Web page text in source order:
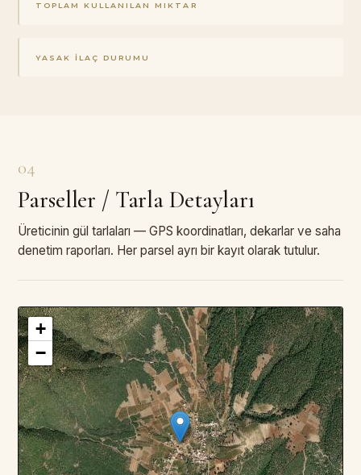
TOPLAM KULLANILAN MIKTAR
YASAK İLAÇ DURUMU
04
Parseller / Tarla Detayları
Üreticinin gül tarlaları — GPS koordinatları, dekarlar ve saha
denetim raporları. Her parsel ayrı bir kayıt olarak tutulur.
3 PARSEL · TOPLAM—DA
+
−